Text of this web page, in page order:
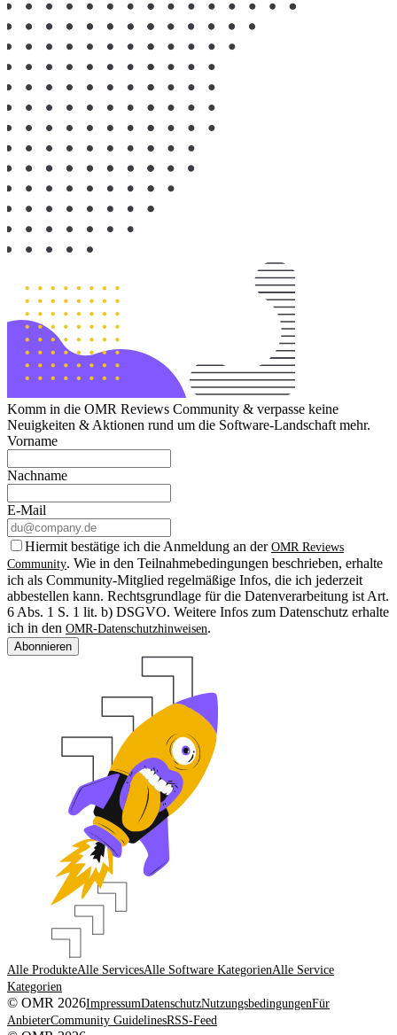
Komm in die OMR Reviews Community & verpasse keine
Neuigkeiten & Aktionen rund um die Software-Landschaft mehr.
Vorname
Nachname
E-Mail
Hiermit bestätige ich die Anmeldung an der OMR Reviews
Community. Wie in den Teilnahmebedingungen beschrieben, erhalte
ich als Community-Mitglied regelmäßige Infos, die ich jederzeit
abbestellen kann. Rechtsgrundlage für die Datenverarbeitung ist Art.
6 Abs. 1 S. 1 lit. b) DSGVO. Weitere Infos zum Datenschutz erhalte
ich in den OMR-Datenschutzhinweisen.
Abonnieren
Alle ProdukteAlle ServicesAlle Software KategorienAlle Service
Kategorien
© OMR 2026ImpressumDatenschutzNutzungsbedingungenFür
AnbieterCommunity GuidelinesRSS-Feed